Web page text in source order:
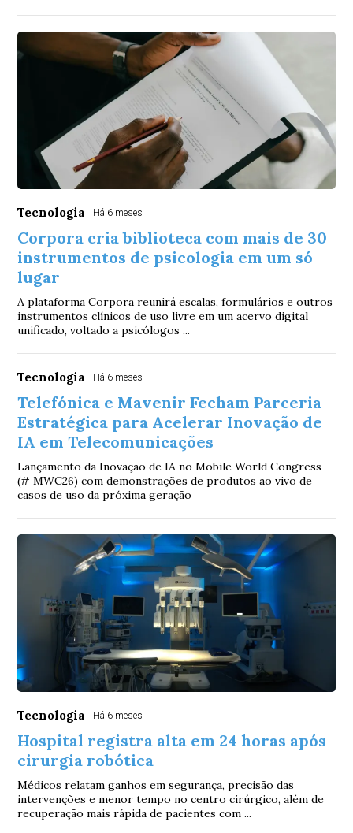
Tecnologia Há 6 meses
Corpora cria biblioteca com mais de 30
instrumentos de psicologia em um só
lugar
A plataforma Corpora reunirá escalas, formulários e outros
instrumentos clínicos de uso livre em um acervo digital
unificado, voltado a psicólogos ...
Tecnologia Há 6 meses
Telefónica e Mavenir Fecham Parceria
Estratégica para Acelerar Inovação de
IA em Telecomunicações
Lançamento da Inovação de IA no Mobile World Congress
(# MWC26) com demonstrações de produtos ao vivo de
casos de uso da próxima geração
Tecnologia Há 6 meses
Hospital registra alta em 24 horas após
cirurgia robótica
Médicos relatam ganhos em segurança, precisão das
intervenções e menor tempo no centro cirúrgico, além de
recuperação mais rápida de pacientes com ...